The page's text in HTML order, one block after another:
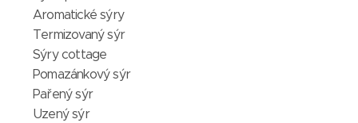
Aromatické sýry
Termizovaný sýr
Sýry cottage
Pomazánkový sýr
Pařený sýr
Uzený sýr